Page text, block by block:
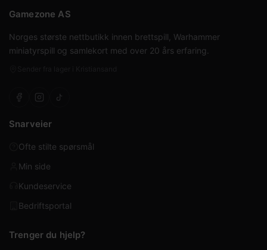
Gamezone AS
Norges største nettbutikk innen brettspill, Warhammer
miniatyrspill og samlekort med over 20 års erfaring.
Snarveier
Ofte stilte spørsmål
Min side
Kundeservice
Bedriftsportal
Trenger du hjelp?